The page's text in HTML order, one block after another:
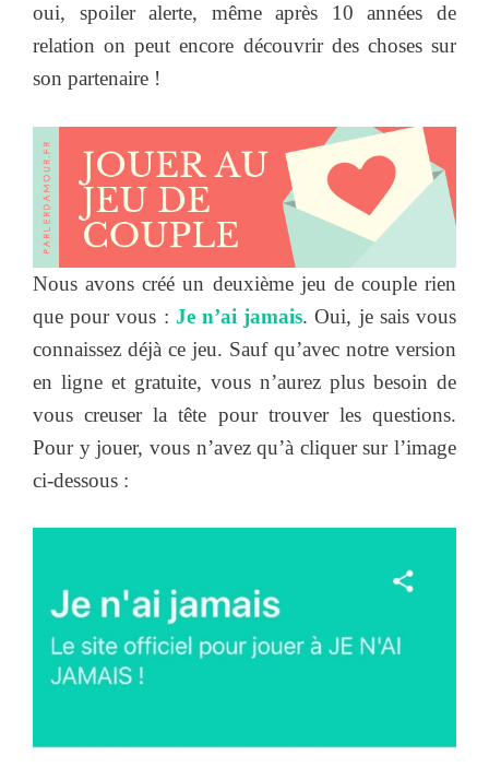
oui, spoiler alerte, même après 10 années de
relation on peut encore découvrir des choses sur
son partenaire !
Nous avons créé un deuxième jeu de couple rien
que pour vous : Je n’ai jamais. Oui, je sais vous
connaissez déjà ce jeu. Sauf qu’avec notre version
en ligne et gratuite, vous n’aurez plus besoin de
vous creuser la tête pour trouver les questions.
Pour y jouer, vous n’avez qu’à cliquer sur l’image
ci-dessous :